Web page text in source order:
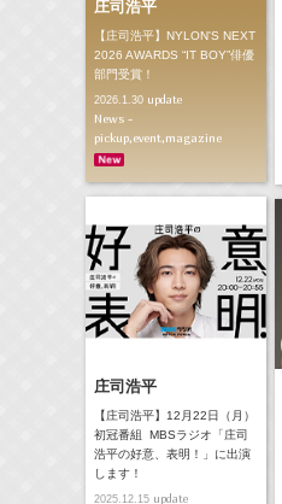
庄司浩平
【庄司浩平】NYLON'S NEXT
2026 AWARDS “IT BOY”俳優
部門受賞！
2026.1.30update
News -
pickup,event,magazine
庄司浩平
【庄司浩平】12月22日（月）
初冠番組 MBSラジオ「庄司
浩平の好意、表明！」に出演
します！
2025.12.15update